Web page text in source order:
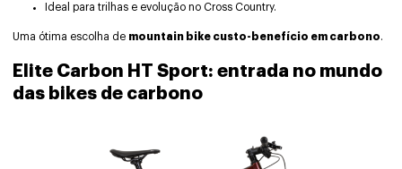
Ideal para trilhas e evolução no Cross Country.
Uma ótima escolha de mountain bike custo-benefício em carbono.
Elite Carbon HT Sport: entrada no mundo
das bikes de carbono